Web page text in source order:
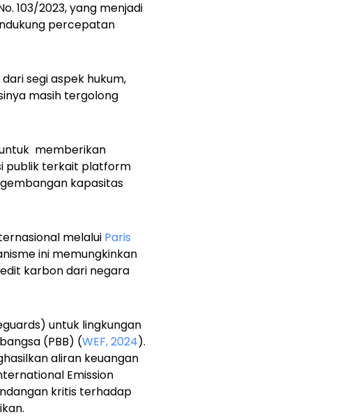
103/2023, yang menjadi
percepatan
segi aspek hukum,
masih tergolong
memberikan
publik terkait platform
kapasitas
melalui Paris
ini memungkinkan
karbon dari negara
) untuk lingkungan
(PBB) (WEF, 2024).
aliran keuangan
Emission
kritis terhadap